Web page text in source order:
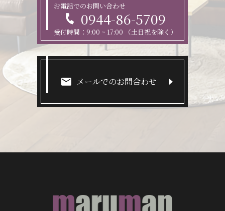
お電話でのお問い合わせ
0944-86-5709
受付時間：9:00 ~ 17:00 （土日祝を除く）
メールでのお問合わせ